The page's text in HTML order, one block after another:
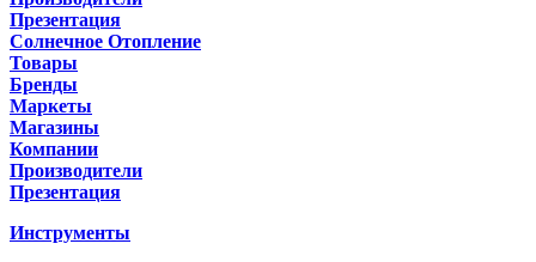
Презентация
Солнечное Отопление
Товары
Бренды
Маркеты
Магазины
Компании
Производители
Презентация
Инструменты